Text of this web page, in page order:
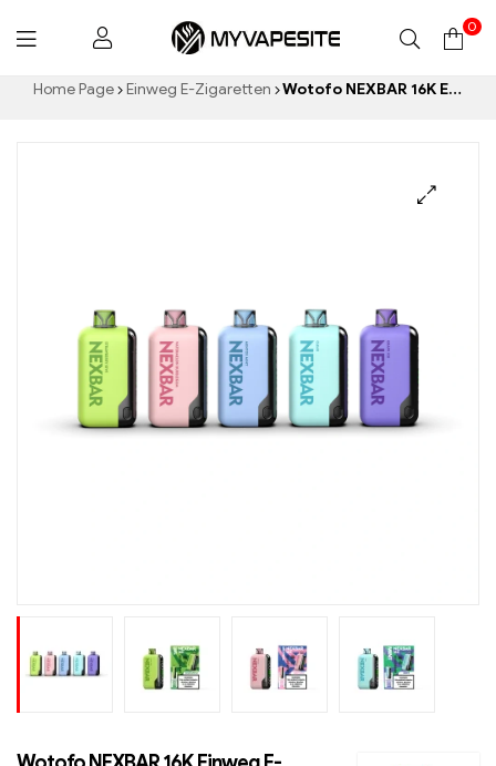
Myvapesite.de
0
Home Page Einweg E-Zigaretten Wotofo NEXBAR 16K Einweg E-zigarette